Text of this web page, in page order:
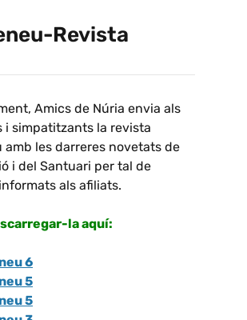
Revista
Amics de Núria envia als
i simpatitzants la revista
amb les darreres novetats de
i del Santuari per tal de
als afiliats.
la aquí:
6
5
5